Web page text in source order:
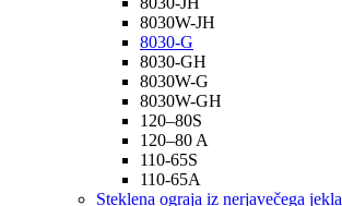
8030W-JH
8030-G
8030-GH
8030W-G
8030W-GH
120–80S
120–80 A
110-65S
110-65A
Steklena ograja iz nerjavečega jekla